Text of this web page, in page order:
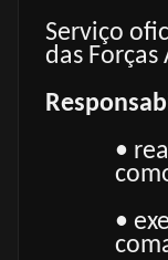
Serviço
das
•
•